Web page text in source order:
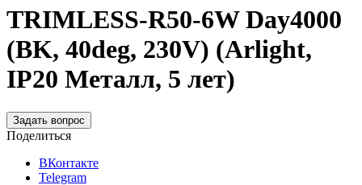
TRIMLESS-R50-6W Day4000
(BK, 40deg, 230V) (Arlight,
IP20 Металл, 5 лет)
Задать вопрос
Поделиться
ВКонтакте
Telegram